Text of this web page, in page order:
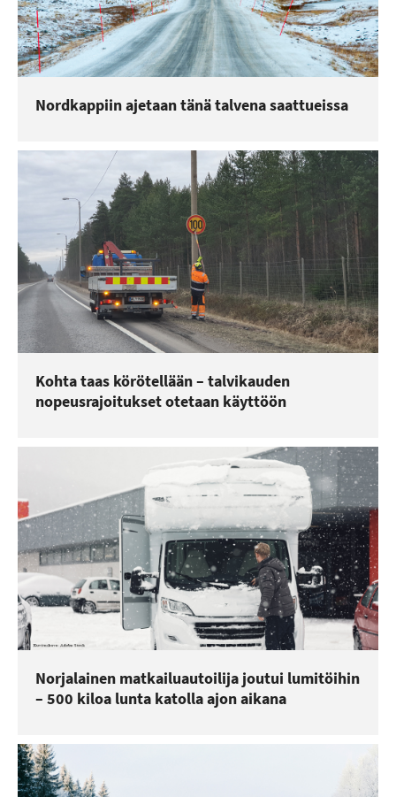
Nordkappiin ajetaan tänä talvena saattueissa
Kohta taas körötellään – talvikauden
nopeusrajoitukset otetaan käyttöön
Norjalainen matkailuautoilija joutui lumitöihin
– 500 kiloa lunta katolla ajon aikana